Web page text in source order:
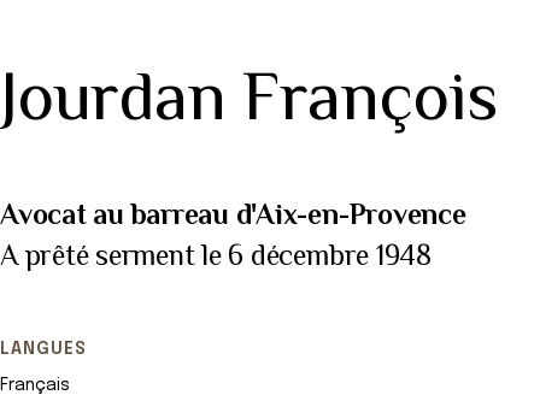
Jourdan François
Avocat au barreau d'Aix-en-Provence
A prêté serment le 6 décembre 1948
LANGUES
Français